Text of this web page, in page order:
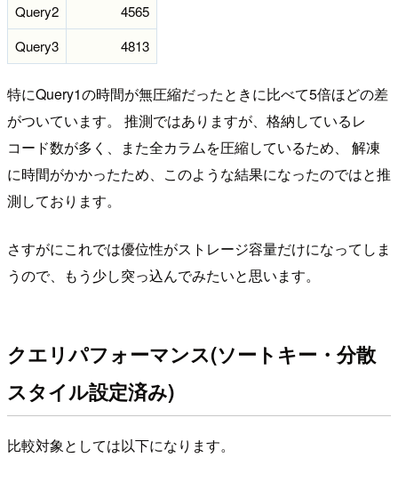
Query2
4565
Query3
4813
特にQuery1の時間が無圧縮だったときに比べて5倍ほどの差
がついています。 推測ではありますが、格納しているレ
コード数が多く、また全カラムを圧縮しているため、 解凍
に時間がかかったため、このような結果になったのではと推
測しております。
さすがにこれでは優位性がストレージ容量だけになってしま
うので、もう少し突っ込んでみたいと思います。
クエリパフォーマンス(ソートキー・分散
スタイル設定済み)
比較対象としては以下になります。